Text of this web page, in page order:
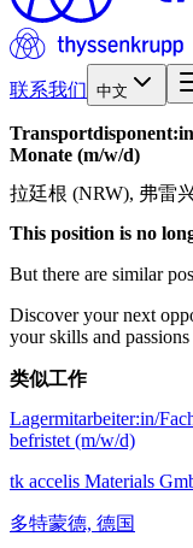
联系我们 中文
Transportdisponent:in
Monate (m/w/d)
拉廷根 (NRW), 弗雷
This position is no
But there are similar
Discover your next
your skills and
类似工作
Lagermitarbeiter:in/
befristet (m/w/d)
tk accelis Materials
多特蒙德, 德国